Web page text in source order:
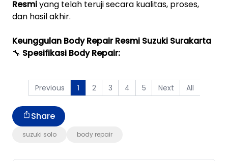
Resmiyang telah teruji secara kualitas, proses,
dan hasil akhir.
Keunggulan Body Repair Resmi Suzuki Surakarta
🔧 Spesifikasi Body Repair:
Previous 1 2 3 4 5 Next All
suzuki solo body repair
Share